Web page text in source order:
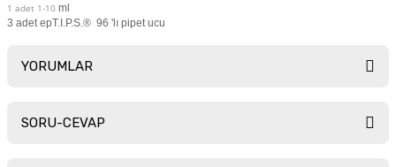
1 adet 1-10 ml
3 adetepT.I.P.S.® 96 'lı pipet ucu
YORUMLAR
SORU-CEVAP